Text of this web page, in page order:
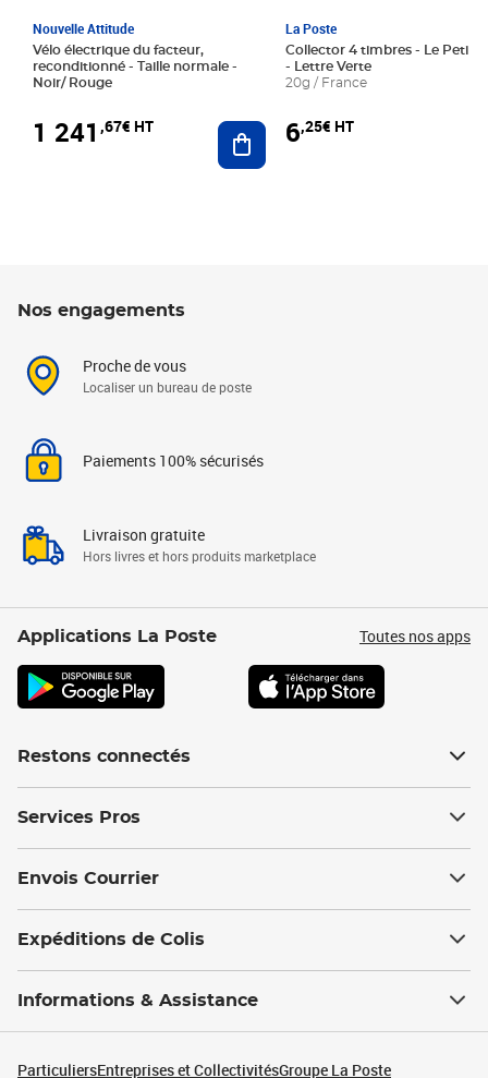
Nouvelle Attitude
Vélo électrique du facteur,
reconditionné - Taille normale -
Noir/ Rouge
1 241 ,67€ HT Ajouter au panier
La Poste
Collector 4 timbres - Le Petit
- Lettre Verte
20g / France
6,25€ HT
Nos engagements
Proche de vous
Localiser un bureau de poste
Paiements 100% sécurisés
Livraison gratuite
Hors livres et hors produits marketplace
Applications La Poste Toutes nos apps
Restons connectés
Services Pros
Envois Courrier
Expéditions de Colis
Informations & Assistance
ParticuliersEntreprises et CollectivitésGroupe La Poste